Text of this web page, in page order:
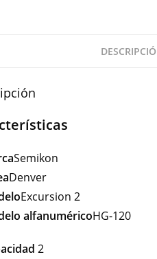
Semikon
Denver
Excursion 2
alfanuméricoHG-120
2